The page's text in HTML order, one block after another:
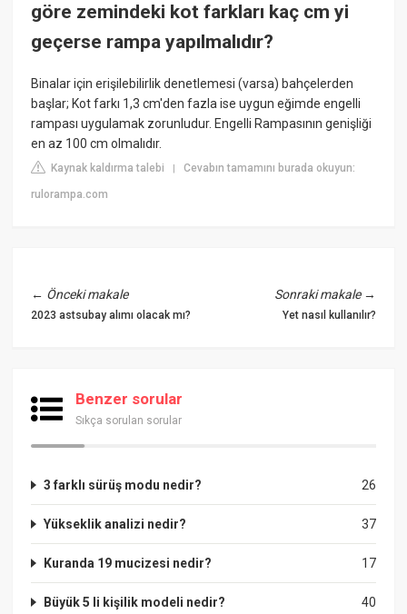
göre zemindeki kot farkları kaç cm yi
geçerse rampa yapılmalıdır?
Binalar için erişilebilirlik denetlemesi (varsa) bahçelerden
başlar; Kot farkı 1,3 cm'den fazla ise uygun eğimde engelli
rampası uygulamak zorunludur. Engelli Rampasının genişliği
en az 100 cm olmalıdır.
Kaynak kaldırma talebi |Cevabın tamamını burada okuyun:
rulorampa.com
← Önceki makale
2023 astsubay alımı olacak mı?
Sonraki makale→
Yet nasıl kullanılır?
Benzer sorular
Sıkça sorulan sorular
26
3 farklı sürüş modu nedir?
37
Yükseklik analizi nedir?
17
Kuranda 19 mucizesi nedir?
40
Büyük 5 li kişilik modeli nedir?